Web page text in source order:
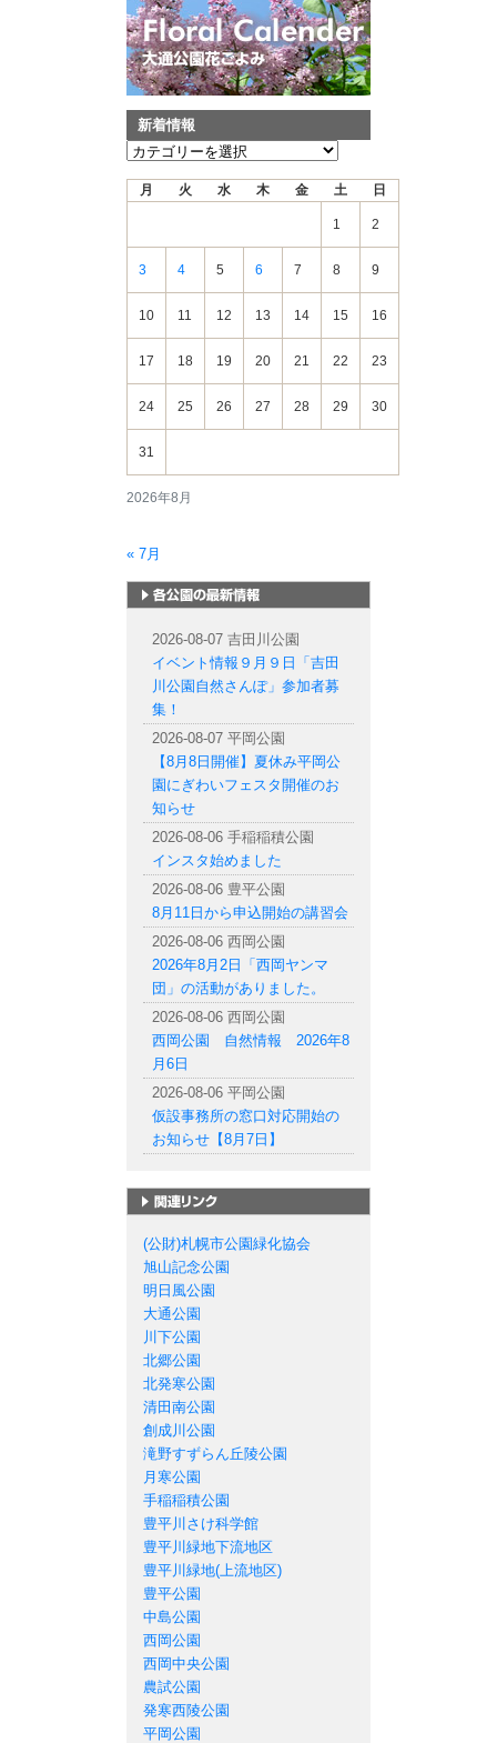
新着情報
新
2026年8月
月 火 水 木 金 土 日
1 2
3 4 5 6 7 8 9
10 11 12 13 14 15 16
17 18 19 20 21 22 23
24 25 26 27 28 29 30
31
« 7月
2026-08-07 吉田川公園
イベント情報９月９日「吉田
川公園自然さんぽ」参加者募
集！
2026-08-07 平岡公園
【8月8日開催】夏休み平岡公
園にぎわいフェスタ開催のお
知らせ
2026-08-06 手稲稲積公園
インスタ始めました
2026-08-06 豊平公園
8月11日から申込開始の講習会
2026-08-06 西岡公園
2026年8月2日「西岡ヤンマ
団」の活動がありました。
2026-08-06 西岡公園
西岡公園 自然情報 2026年8
月6日
2026-08-06 平岡公園
仮設事務所の窓口対応開始の
お知らせ【8月7日】
(公財)札幌市公園緑化協会
旭山記念公園
明日風公園
大通公園
川下公園
北郷公園
北発寒公園
清田南公園
創成川公園
滝野すずらん丘陵公園
月寒公園
手稲稲積公園
豊平川さけ科学館
豊平川緑地下流地区
豊平川緑地(上流地区)
豊平公園
中島公園
西岡公園
西岡中央公園
農試公園
発寒西陵公園
平岡公園